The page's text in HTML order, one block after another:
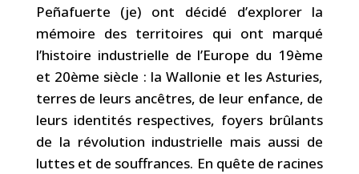
Peñafuerte (je) ont décidé d’explorer la
mémoire des territoires qui ont marqué
l’histoire industrielle de l’Europe du 19ème
et 20ème siècle : la Wallonie et les Asturies,
terres de leurs ancêtres, de leur enfance, de
leurs identités respectives, foyers brûlants
de la révolution industrielle mais aussi de
luttes et de souffrances. En quête de racines